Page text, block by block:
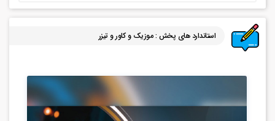
استاندارد های پخش : موزیک و کاور و تیزر